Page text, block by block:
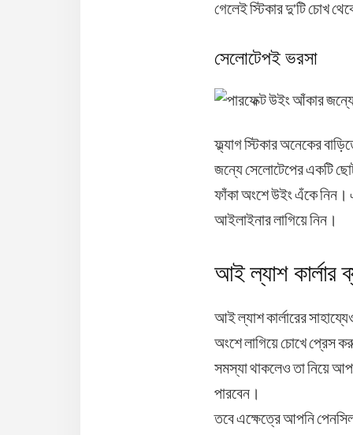
গেলেই স্টিকার দু’টি চোখ
সেলোটেপই ভরসা
ফ্ল্যাগ স্টিকার অনেকের
জন্যে সেলোটেপের একটি
ফাঁকা অংশে উইং এঁকে নিন।
আইলাইনার লাগিয়ে নিন।
আই ল্যাশ কার্লার
আই ল্যাশ কার্লারের
অংশে লাগিয়ে চোখে প্রেস
সমস্যা থাকলেও তা নিয়ে
পারবেন।
তবে এক্ষেত্রে আপনি